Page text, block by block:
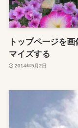
トップページを
マイズする
2014年5月2日